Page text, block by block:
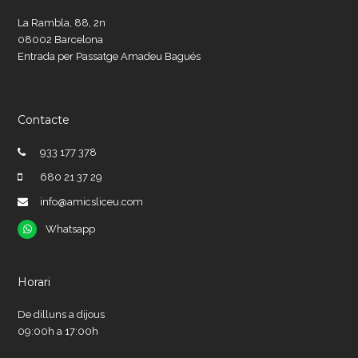
La Rambla, 88, 2n
08002 Barcelona
Entrada per Passatge Amadeu Bagués
Contacte
933 177 378
680 21 37 29
info@amicsliceu.com
Whatsapp
Whatsapp
Horari
De dilluns a dijous
09:00h a 17:00h